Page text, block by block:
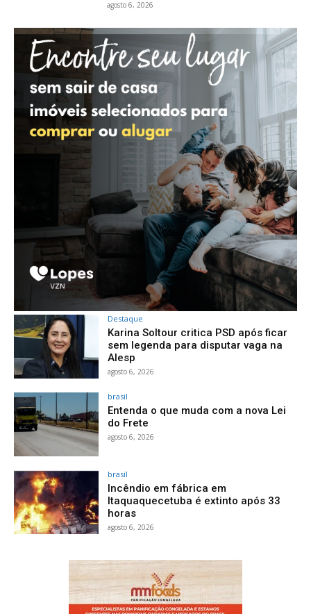
agosto 6, 2026
Destaque
Karina Soltour critica PSD após ficar
sem legenda para disputar vaga na
Alesp
agosto 6, 2026
brasil
Entenda o que muda com a nova Lei
do Frete
agosto 6, 2026
brasil
Incêndio em fábrica em
Itaquaquecetuba é extinto após 33
horas
agosto 6, 2026